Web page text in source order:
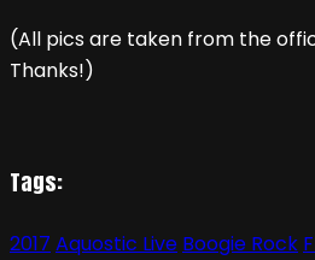
(All pics are taken from the
Thanks!)
Tags:
2017 Aquostic Live Boogie Rock